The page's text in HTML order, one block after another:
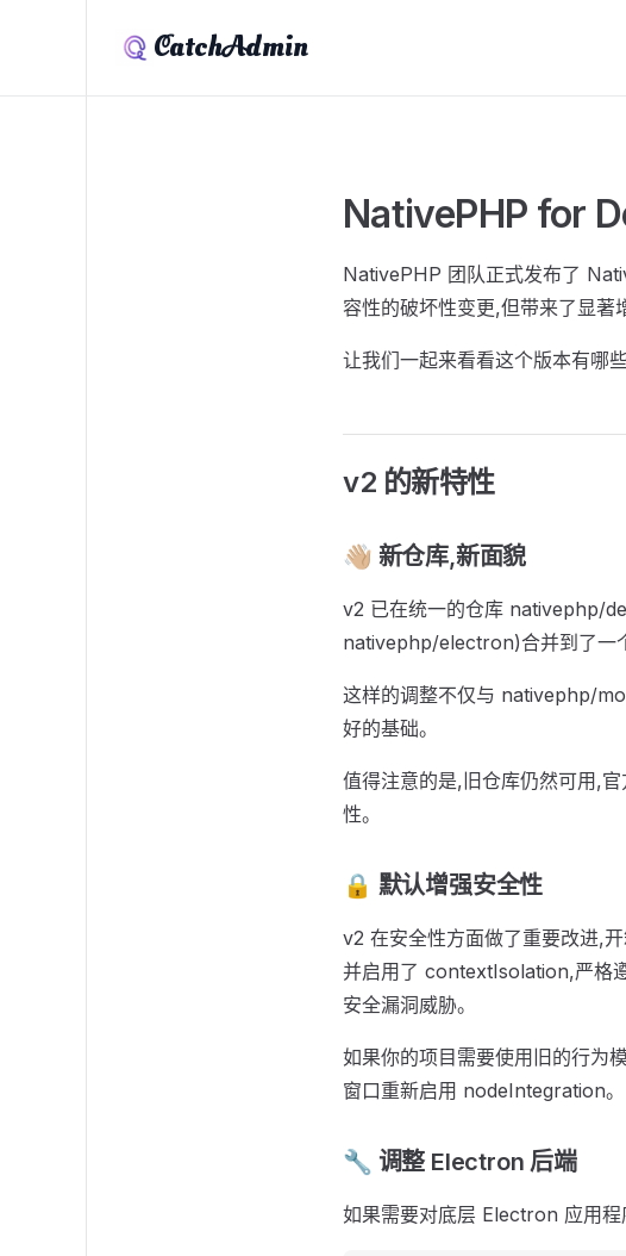
CatchAdmin
NativePHP for
NativePHP 团队正式发布了
容性的破坏性变更,但带来了显著
让我们一起来看看这个版本有哪
v2 的新特性
👋🏼 新仓库,新面貌
v2 已在统一的仓库 nativephp/
nativephp/electron)合并到了一
这样的调整不仅与 nativephp/
好的基础。
值得注意的是,旧仓库仍然可用,
性。
🔒 默认增强安全性
v2 在安全性方面做了重要改进,
并启用了 contextIsolation,严格
安全漏洞威胁。
如果你的项目需要使用旧的行为
窗口重新启用 nodeIntegration。
🔧 调整 Electron 后端
如果需要对底层 Electron 应用